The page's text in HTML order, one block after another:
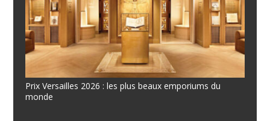
Prix Versailles 2026 : les plus beaux emporiums du
monde